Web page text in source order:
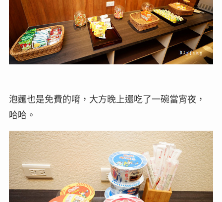
泡麵也是免費的唷，大方晚上還吃了一碗當宵夜，
哈哈。